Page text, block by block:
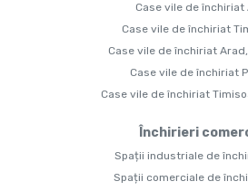
Case vile de închiriat
Case vile de închiriat
Case vile de închiriat
Case vile de închiriat
Case vile de închiriat
Închirieri
Spații industriale de
Spații comerciale de